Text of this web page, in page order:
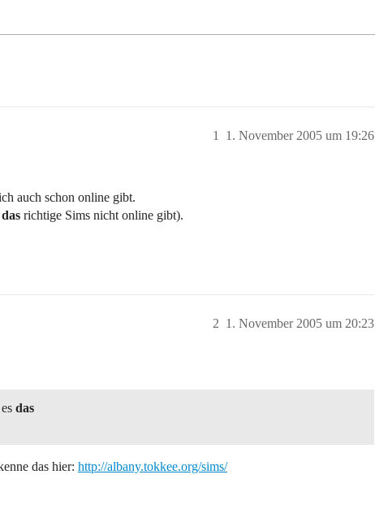
1. November 2005 um 19:26
1
auch schon online gibt.
das richtige Sims nicht online gibt).
1. November 2005 um 20:23
2
das
das hier: http://albany.tokkee.org/sims/